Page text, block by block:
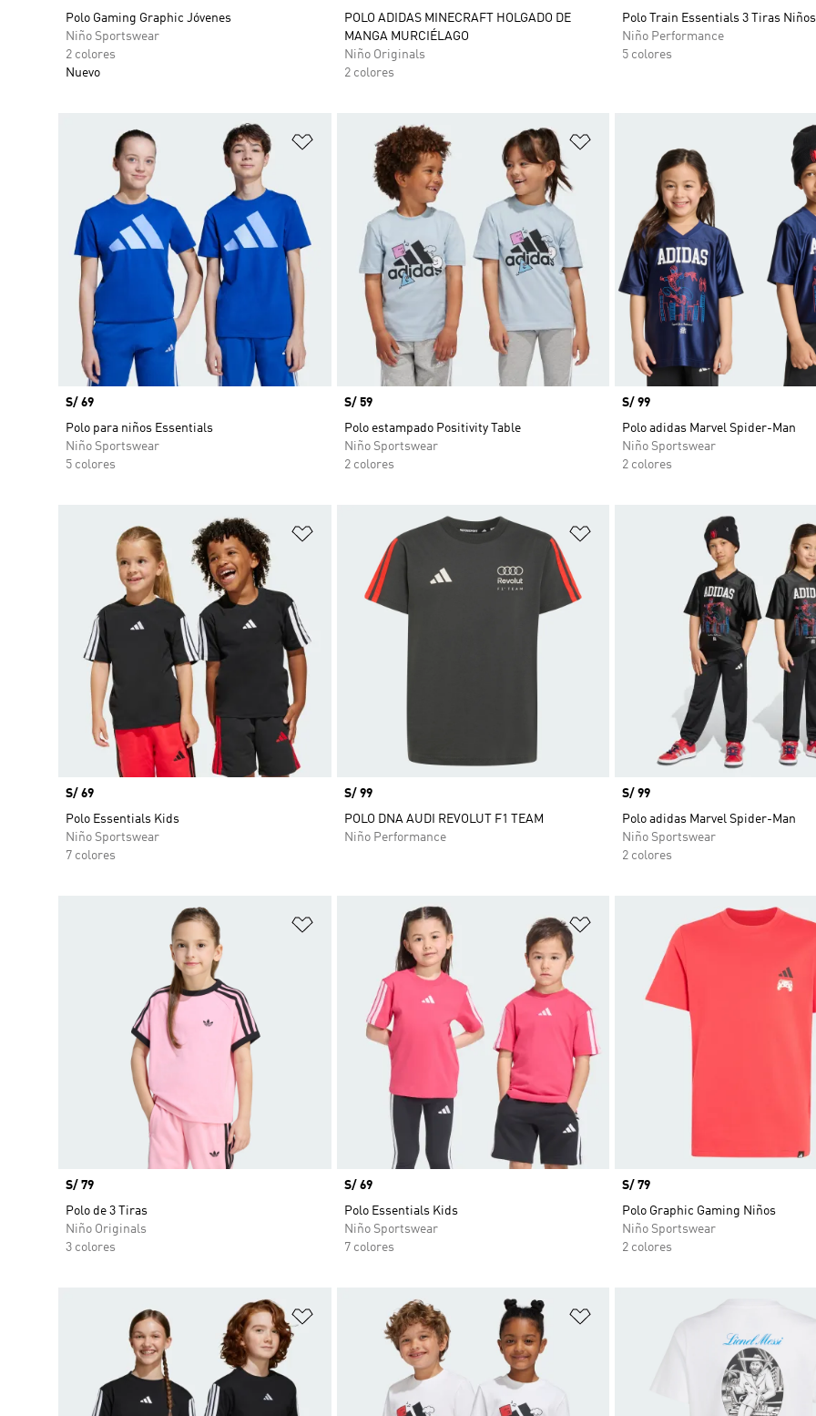
Polo Gaming Graphic Jóvenes
Niño Sportswear
2 colores
Nuevo
POLO ADIDAS MINECRAFT HOLGADO DE
MANGA MURCIÉLAGO
Niño Originals
2 colores
Polo Train Essentials 3 Tiras Niños
Niño Performance
5 colores
Añadir a la lista de deseos
Precio
S/ 69
Polo para niños Essentials
Niño Sportswear
5 colores
Precio
S/ 59
Polo estampado Positivity Table
Niño Sportswear
2 colores
Precio
S/ 99
Polo adidas Marvel Spider-Man
Niño Sportswear
2 colores
Añadir a la lista de deseos
Precio
S/ 69
Polo Essentials Kids
Niño Sportswear
7 colores
Añadir a la lista de deseos
Precio
S/ 99
POLO DNA AUDI REVOLUT F1 TEAM
Niño Performance
Precio
S/ 99
Polo adidas Marvel Spider-Man
Niño Sportswear
2 colores
Añadir a la lista de deseos
Precio
S/ 79
Polo de 3 Tiras
Niño Originals
3 colores
Añadir a la lista de deseos
Precio
S/ 69
Polo Essentials Kids
Niño Sportswear
7 colores
Precio
S/ 79
Polo Graphic Gaming Niños
Niño Sportswear
2 colores
Añadir a la lista de deseos Añadir a la lista de deseos